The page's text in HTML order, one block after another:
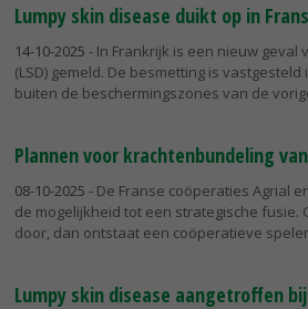
Lumpy skin disease duikt op in
14-10-2025 - In Frankrijk is een nieuw geval
(LSD) gemeld. De besmetting is
buiten de beschermingszones van de
Plannen voor krachtenbundeling
08-10-2025 - De Franse coöperaties Agrial
de mogelijkheid tot een strategische fusie.
door, dan ontstaat een coöperatieve
Lumpy skin disease aangetroffen